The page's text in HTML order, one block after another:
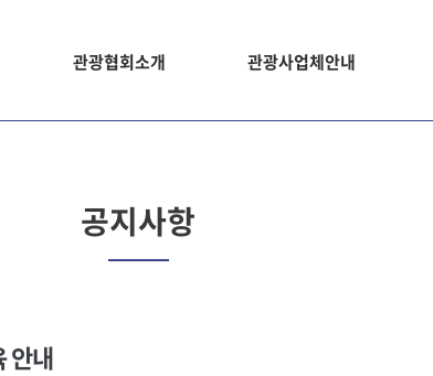
관광협회소개 관광사업체안내
공지사항
안내